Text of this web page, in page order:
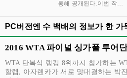
통해 공개된다.이번 작…
PC버전엔 수 백배의 정보가 한 가
2016 WTA 파이널 싱가폴 투어
WTA 단복식 랭킹 8위까지 참가하는
할렙, 아자렌카가 서로 맞대결하는 박